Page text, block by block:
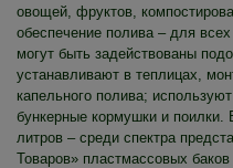
овощей, фруктов,
обеспечение полива – для
могут быть задействованы
устанавливают в теплицах,
капельного полива;
бункерные кормушки и поилки.
литров – среди спектра
Товаров» пластмассовых